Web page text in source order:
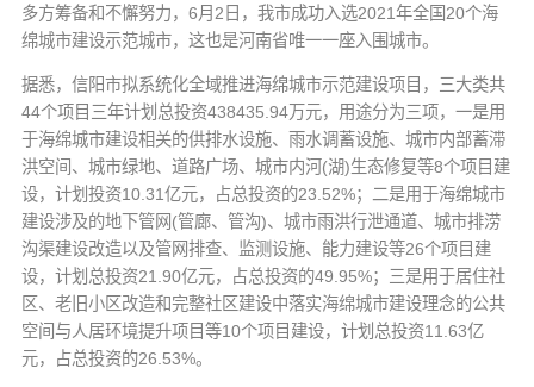
多方筹备和不懈努力，6月2日，我市成功入选2021年全国20个海
绵城市建设示范城市，这也是河南省唯一一座入围城市。
据悉，信阳市拟系统化全域推进海绵城市示范建设项目，三大类共
44个项目三年计划总投资438435.94万元，用途分为三项，一是用
于海绵城市建设相关的供排水设施、雨水调蓄设施、城市内部蓄滞
洪空间、城市绿地、道路广场、城市内河(湖)生态修复等8个项目建
设，计划投资10.31亿元，占总投资的23.52%；二是用于海绵城市
建设涉及的地下管网(管廊、管沟)、城市雨洪行泄通道、城市排涝
沟渠建设改造以及管网排查、监测设施、能力建设等26个项目建
设，计划总投资21.90亿元，占总投资的49.95%；三是用于居住社
区、老旧小区改造和完整社区建设中落实海绵城市建设理念的公共
空间与人居环境提升项目等10个项目建设，计划总投资11.63亿
元，占总投资的26.53%。